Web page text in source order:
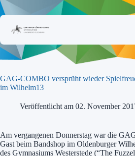
Zum
Inhalt
GAG-COMBO versprüht wieder
im Wilhelm13
Veröffentlicht am 02. November
Am vergangenen Donnerstag war die
Gast beim Bandshop im Oldenburger
des Gymnasiums Westerstede (“The